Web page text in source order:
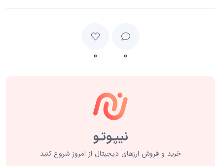
۰ ۰
خرید و فروش ارزهای دیجیتال از امروز شروع کنید